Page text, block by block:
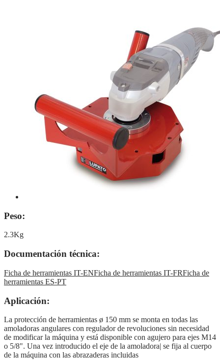
Peso:
2.3Kg
Documentación técnica:
Ficha de herramientas IT-ENFicha de herramientas IT-FRFicha de
herramientas ES-PT
Aplicación:
La protección de herramientas ø 150 mm se monta en todas las
amoladoras angulares con regulador de revoluciones sin necesidad
de modificar la máquina y está disponible con agujero para ejes M14
o 5/8". Una vez introducido el eje de la amoladora| se fija al cuerpo
de la máquina con las abrazaderas incluidas